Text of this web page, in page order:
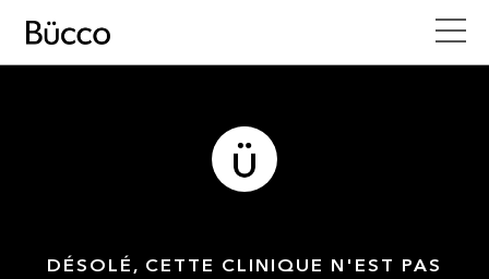
DÉSOLÉ, CETTE CLINIQUE N'EST PAS